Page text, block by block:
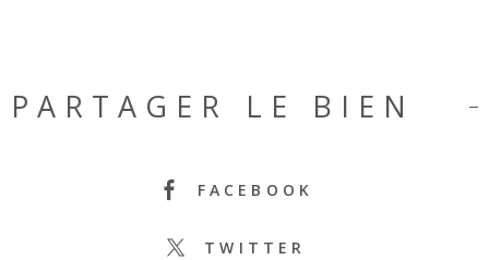
PARTAGER LE BIEN
FACEBOOK
TWITTER